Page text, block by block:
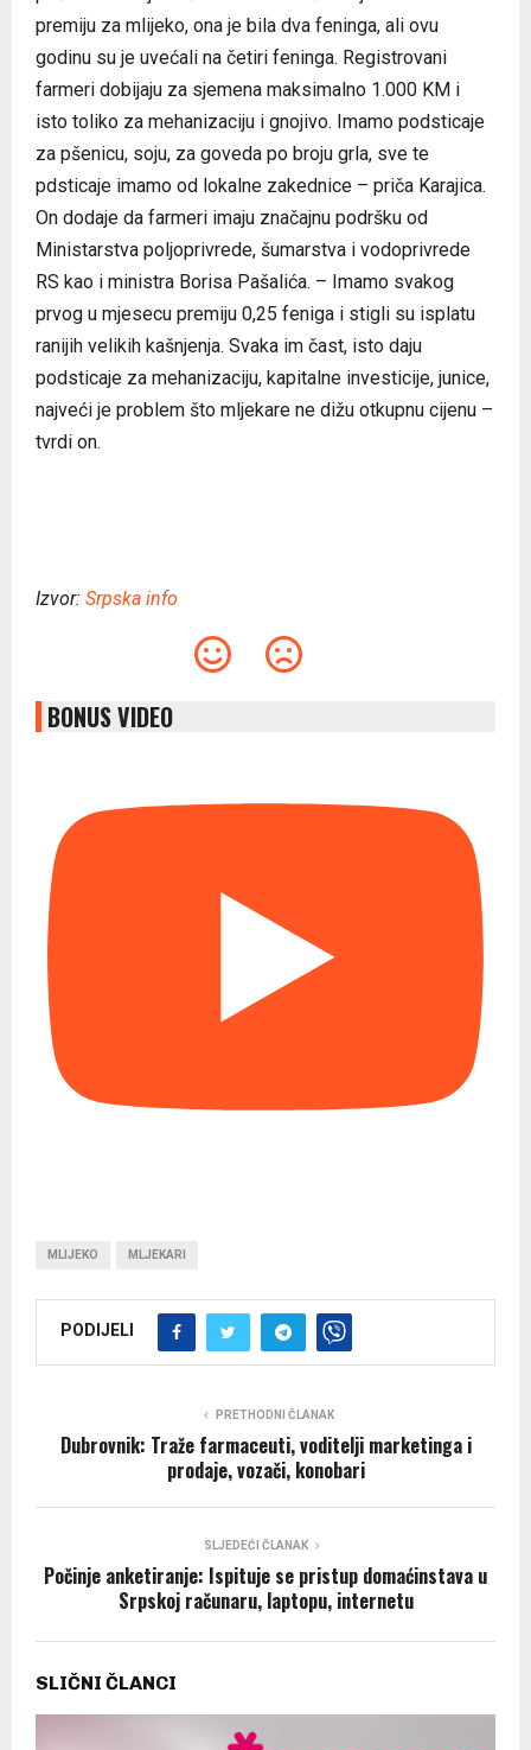
premiju za mlijeko, ona je bila dva feninga, ali ovu
godinu su je uvećali na četiri feninga. Registrovani
farmeri dobijaju za sjemena maksimalno 1.000 KM i
isto toliko za mehanizaciju i gnojivo. Imamo podsticaje
za pšenicu, soju, za goveda po broju grla, sve te
pdsticaje imamo od lokalne zakednice – priča Karajica.
On dodaje da farmeri imaju značajnu podršku od
Ministarstva poljoprivrede, šumarstva i vodoprivrede
RS kao i ministra Borisa Pašalića. – Imamo svakog
prvog u mjesecu premiju 0,25 feniga i stigli su isplatu
ranijih velikih kašnjenja. Svaka im čast, isto daju
podsticaje za mehanizaciju, kapitalne investicije, junice,
najveći je problem što mljekare ne dižu otkupnu cijenu –
tvrdi on.
Izvor: Srpska info
BONUS VIDEO
MLIJEKO MLJEKARI
PODIJELI
PRETHODNI ČLANAK
Dubrovnik: Traže farmaceuti, voditelji marketinga i
prodaje, vozači, konobari
SLJEDEĆI ČLANAK
Počinje anketiranje: Ispituje se pristup domaćinstava u
Srpskoj računaru, laptopu, internetu
SLIČNI ČLANCI